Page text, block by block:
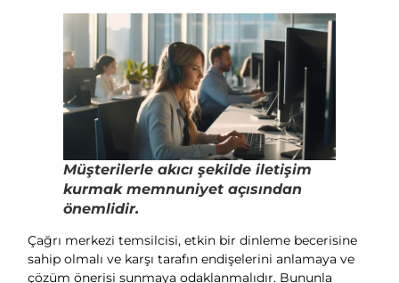
Müşterilerle akıcı şekilde iletişim
kurmak memnuniyet açısından
önemlidir.
Çağrı merkezi temsilcisi, etkin bir dinleme becerisine
sahip olmalı ve karşı tarafın endişelerini anlamaya ve
çözüm önerisi sunmaya odaklanmalıdır. Bununla